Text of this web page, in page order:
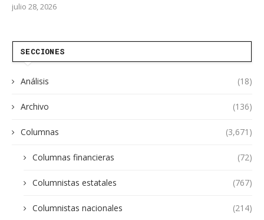
julio 28, 2026
SECCIONES
Análisis (18)
Archivo (136)
Columnas (3,671)
Columnas financieras (72)
Columnistas estatales (767)
Columnistas nacionales (214)